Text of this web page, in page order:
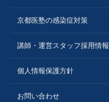
京都医塾の感染症対策
講師・運営スタッフ採用情報
個人情報保護方針
お問い合わせ